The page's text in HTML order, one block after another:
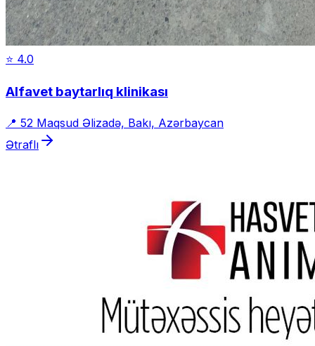
⭐ 4.0
Alfavet baytarlıq klinikası
📍 52 Maqsud Əlizadə, Bakı, Azərbaycan
Ətraflı